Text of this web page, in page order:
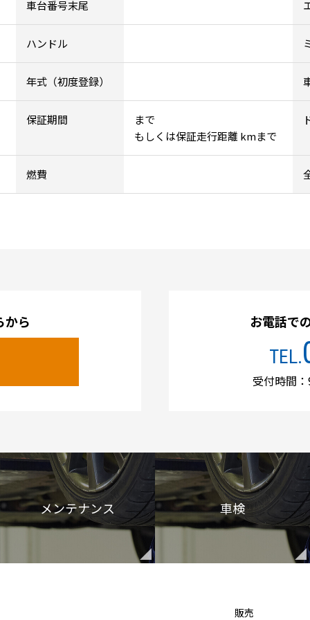
車台番号末尾
ハンドル
年式（初度登録）
保証期間
まで
もしくは保証走行距離 kmまで
燃費
から お電話で
TEL.
受付時間
メンテナンス 車検
販売